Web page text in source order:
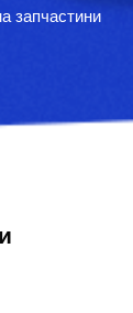
запчастини